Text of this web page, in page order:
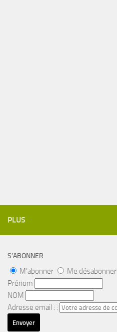
PLUS
S’ABONNER
M'abonner
Me désabonner
Prénom
NOM
Adresse email : :